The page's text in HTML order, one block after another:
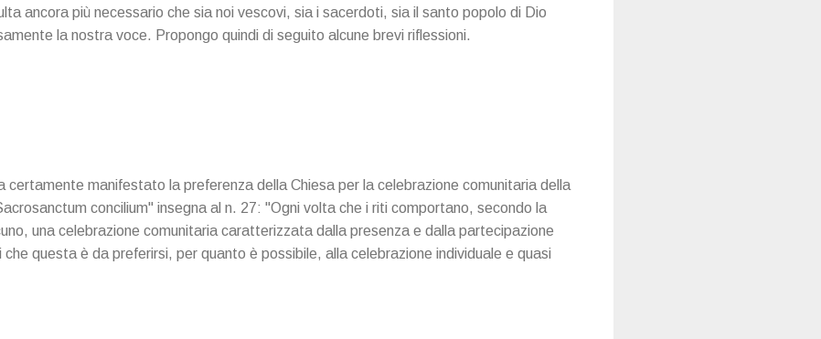
ancora più necessario che sia noi vescovi, sia i sacerdoti, sia il santo popolo di Dio
la nostra voce. Propongo quindi di seguito alcune brevi riflessioni.
certamente manifestato la preferenza della Chiesa per la celebrazione comunitaria della
concilium" insegna al n. 27: "Ogni volta che i riti comportano, secondo la
una celebrazione comunitaria caratterizzata dalla presenza e dalla partecipazione
questa è da preferirsi, per quanto è possibile, alla celebrazione individuale e quasi